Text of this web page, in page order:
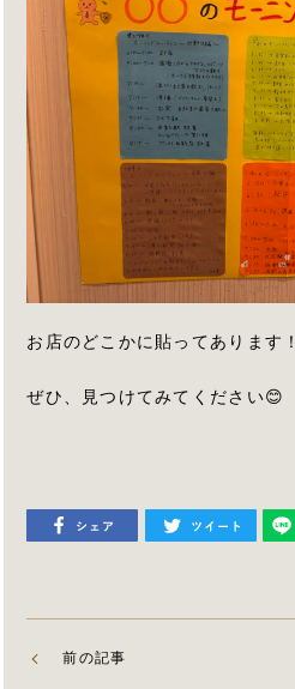
お店のどこかに貼ってあります！
ぜひ、見つけてみてください😊
前の記事